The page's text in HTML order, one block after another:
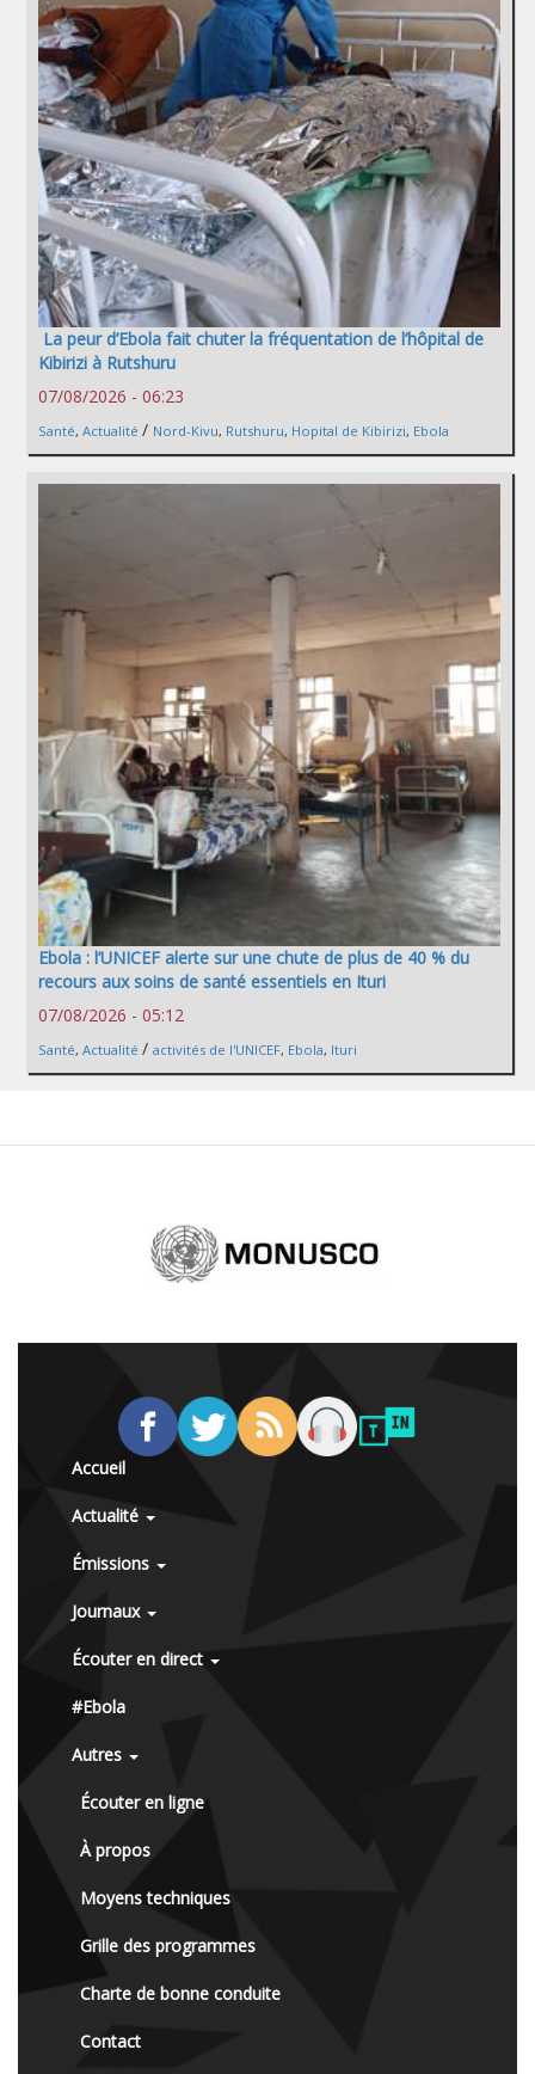
La peur d’Ebola fait chuter la fréquentation de l’hôpital de
Kibirizi à Rutshuru
07/08/2026 - 06:23
Santé, Actualité / Nord-Kivu, Rutshuru, Hopital de Kibirizi, Ebola
Ebola : l’UNICEF alerte sur une chute de plus de 40 % du
recours aux soins de santé essentiels en Ituri
07/08/2026 - 05:12
Santé, Actualité / activités de l'UNICEF, Ebola, Ituri
Accueil
Actualité
Émissions
Journaux
Écouter en direct
#Ebola
Autres
Écouter en ligne
À propos
Moyens techniques
Grille des programmes
Charte de bonne conduite
Contact